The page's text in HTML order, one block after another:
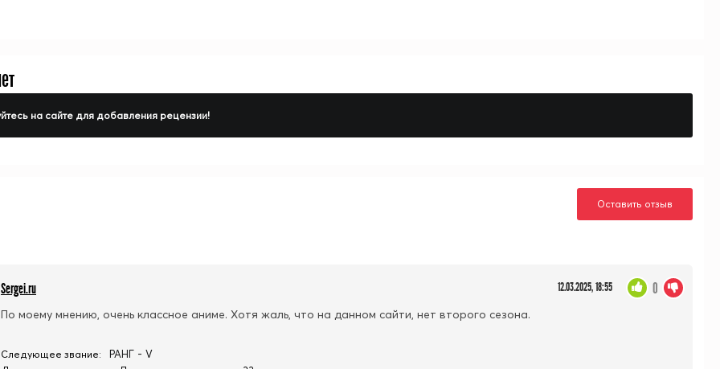
на сайте для добавления рецензии!
Оставить отзыв
Sergei.ru 12.03.2025, 18:55
По моему мнению, очень классное аниме. Хотя жаль, что на данном сайти, нет второго сезона.
0
Следующее звание: РАНГ - V